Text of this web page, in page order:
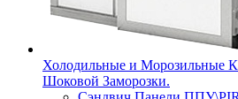
Холодильные и Морозильные
Шоковой Заморозки.